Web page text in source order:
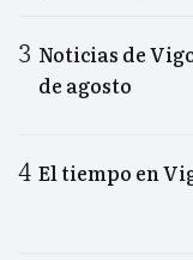
Noticias de
de agosto
El tiempo en